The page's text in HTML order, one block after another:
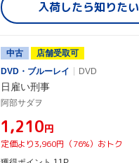
入荷したら知りたい
中古
店舗受取可
DVD・ブルーレイ
DVD
日雇い刑事
阿部サダヲ
¥1,210円
定価より3,960円（76%）おトク